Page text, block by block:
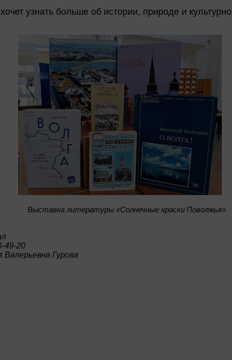
узнать больше об истории, природе и
Bыставка литературы «Солнечные краски Поволжья»
49-20
Гурова